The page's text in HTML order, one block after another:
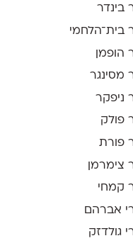
בינדר
בית־הלחמי
הופמן
מסינגר
ניפקר
פולק
פורת
צימרמן
קמחי
אברהם
גולדזק